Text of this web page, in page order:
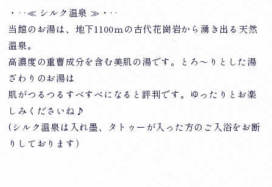
・‥≪ シルク温泉 ≫・‥
当館のお湯は、地下1100ｍの古代花崗岩から湧き出る天然
温泉。
高濃度の重曹成分を含む美肌の湯です。とろ～りとした湯
ざわりのお湯は
肌がつるつるすべすべになると評判です。ゆったりとお楽
しみくださいね♪
(シルク温泉は入れ墨、タトゥーが入った方のご入浴をお断
りしております）